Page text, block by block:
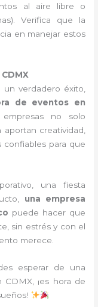
al aire libre o
Verifica que la
en manejar estos
verdadero éxito,
de eventos en
no solo
aportan creatividad,
para que
una fiesta
una empresa
puede hacer que
sin estrés y con el
merece.
esperar de una
¡es hora de